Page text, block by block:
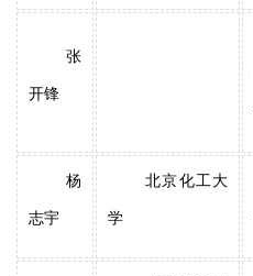
张
开锋
杨
志宇
北京化工大
学